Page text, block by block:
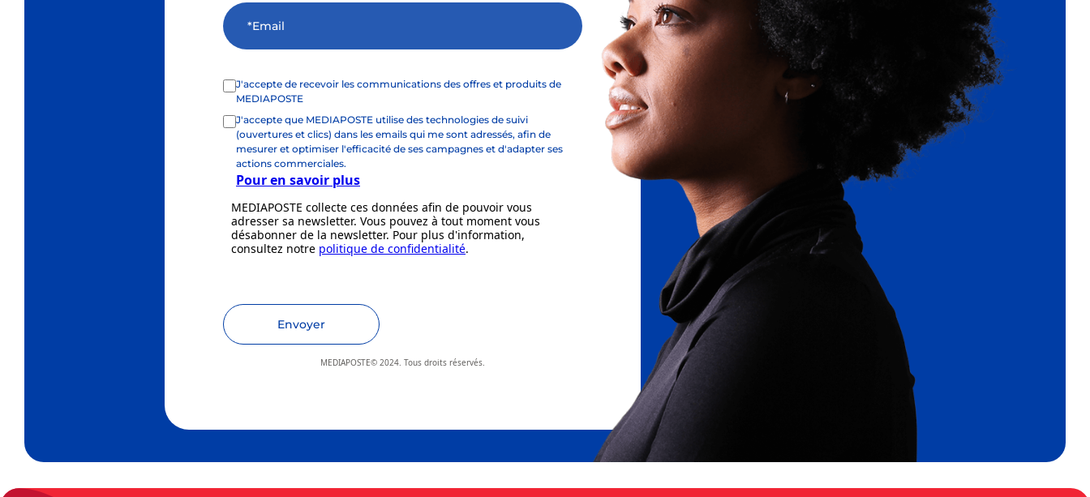
J'accepte de recevoir les communications des offres et produits de
MEDIAPOSTE
J'accepte que MEDIAPOSTE utilise des technologies de suivi
(ouvertures et clics) dans les emails qui me sont adressés, afin de
mesurer et optimiser l'efficacité de ses campagnes et d'adapter ses
actions commerciales.
Pour en savoir plus
MEDIAPOSTE collecte ces données afin de pouvoir vous
adresser sa newsletter. Vous pouvez à tout moment vous
désabonner de la newsletter. Pour plus d'information,
consultez notre politique de confidentialité.
Envoyer
MEDIAPOSTE© 2024. Tous droits réservés.